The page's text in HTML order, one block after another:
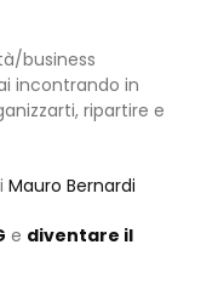
business
incontrando in
ripartire e
Mauro Bernardi
e diventare il